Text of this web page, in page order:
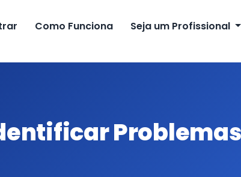
Como Funciona Seja um Profissional